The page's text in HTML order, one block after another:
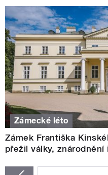
Zámecké léto
Zámek Františka
přežil války,